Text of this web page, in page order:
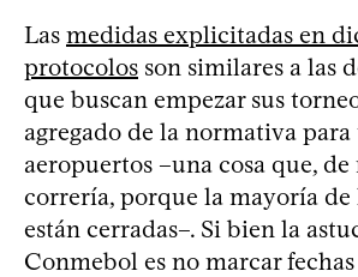
Las medidas explicitadas en
protocolos son similares a las
que buscan empezar sus
agregado de la normativa
aeropuertos –una cosa que,
correría, porque la mayoría de
están cerradas–. Si bien la
Conmebol es no marcar